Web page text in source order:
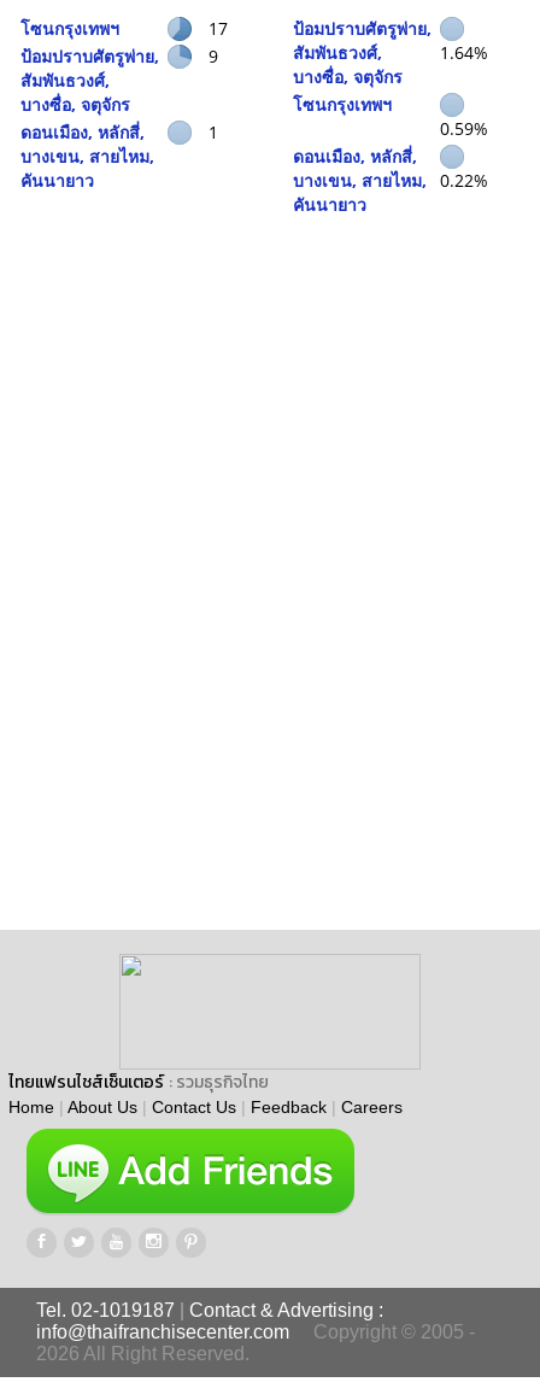
จำนวนกระทู้
โซนกรุงเทพฯ
17
ป้อมปราบศัตรูพ่าย,
สัมพันธวงศ์,
บางซื่อ, จตุจักร
9
ดอนเมือง, หลักสี่,
บางเขน, สายไหม,
คันนายาว
1
ป้อมปราบศัตรูพ่าย,
สัมพันธวงศ์,
บางซื่อ, จตุจักร
1.64%
โซนกรุงเทพฯ
0.59%
ดอนเมือง, หลักสี่,
บางเขน, สายไหม,
คันนายาว
0.22%
ไทยแฟรนไชส์เซ็นเตอร์ : รวมธุรกิจไทย
Home | About Us | Contact Us | Feedback | Careers
Tel. 02-1019187
Contact & Advertising :
info@thaifranchisecenter.com
Copyright © 2005 -
2026 All Right Reserved.